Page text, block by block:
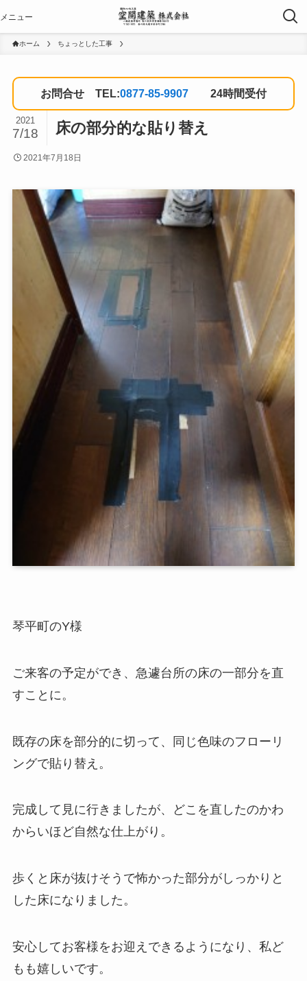
ホーム ちょっとした工事
お問合せ TEL:0877-85-9907 24時間受付
床の部分的な貼り替え
2021
7/18
2021年7月18日
琴平町のY様
ご来客の予定ができ、急遽台所の床の一部分を直
すことに。
既存の床を部分的に切って、同じ色味のフローリ
ングで貼り替え。
完成して見に行きましたが、どこを直したのかわ
からいほど自然な仕上がり。
歩くと床が抜けそうで怖かった部分がしっかりと
した床になりました。
安心してお客様をお迎えできるようになり、私ど
もも嬉しいです。